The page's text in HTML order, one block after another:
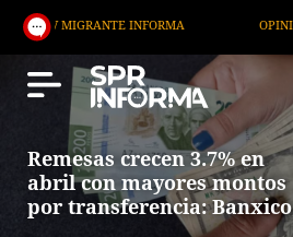
INFORMA OPINIÓN
Remesas crecen 3.7% en
abril con mayores montos
por transferencia: Banxico